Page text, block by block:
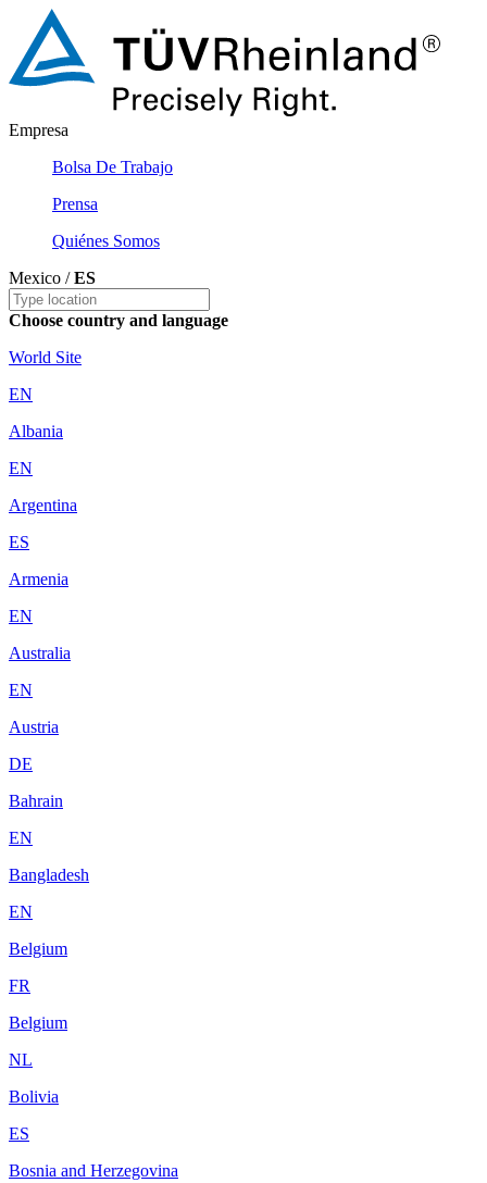
Empresa
Bolsa De Trabajo
Prensa
Quiénes Somos
Mexico /ES
Choose country and language
World Site
EN
Albania
EN
Argentina
ES
Armenia
EN
Australia
EN
Austria
DE
Bahrain
EN
Bangladesh
EN
Belgium
FR
Belgium
NL
Bolivia
ES
Bosnia and Herzegovina